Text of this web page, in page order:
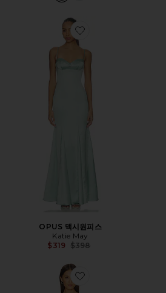
Favorite OPUS 맥시원피스
OPUS 맥시원피스
Katie May
$319 Previous price:
$398
Favorite BIARRITZ 가운